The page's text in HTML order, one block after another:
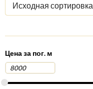
Исходная сортировка
Цена за пог. м